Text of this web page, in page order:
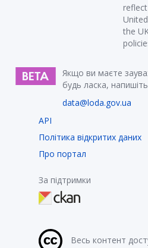
the
Якщо ви маєте
будь ласка,
data@loda.gov.ua
API
Політика відкритих даних
Про портал
За підтримки
Весь контент